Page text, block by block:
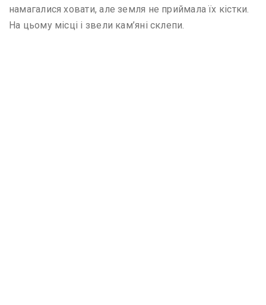
намагалися ховати, але земля не приймала їх кістки.
На цьому місці і звели кам’яні склепи.